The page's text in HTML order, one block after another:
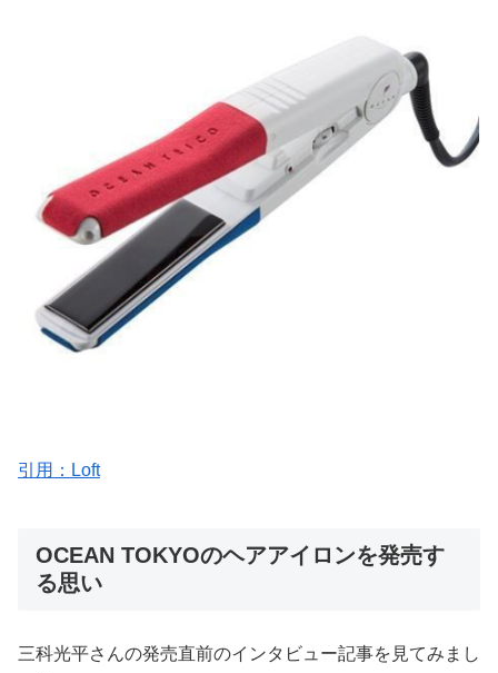
引用：Loft
OCEAN TOKYOのヘアアイロンを発売す
る思い
三科光平さんの発売直前のインタビュー記事を見てみまし